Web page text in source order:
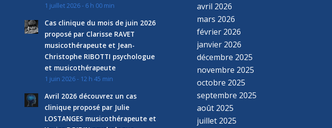
1 juillet 2026 - 6 h 00 min
Cas clinique du mois de juin 2026
proposé par Clarisse RAVET
musicothérapeute et Jean-
Christophe RIBOTTI psychologue
et musicothérapeute
1 juin 2026 - 12 h 45 min
Avril 2026 découvrez un cas
clinique proposé par Julie
LOSTANGES musicothérapeute et
avril 2026
mars 2026
février 2026
janvier 2026
décembre 2025
novembre 2025
octobre 2025
septembre 2025
août 2025
juillet 2025